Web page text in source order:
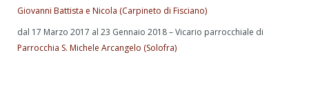
Giovanni Battista e Nicola (Carpineto di Fisciano)
dal 17 Marzo 2017 al 23 Gennaio 2018 – Vicario parrocchiale di
Parrocchia S. Michele Arcangelo (Solofra)